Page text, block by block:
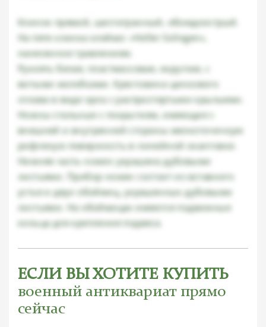
Клинок прямой, шестигранный, обоюдоострый.
На пяте клинка клеймо: «Holler Solingen»,
нанесенное травлением.
Рукоять белая, пластмассовая, округлая, с
витыми желобками. Крестовина цинкового
сплава в виде орла с распростертыми крыльями.
Ножны стальные с покрытием, имеющие с
внешней и внутренней стороны мелкоточечную
рифленую поверхность в линейной окантовке.
Нижняя часть ножен украшена дубовыми
листьями. Прибор ножен состоит из вставного
устья и двух обоймиц, украшенных дубовыми
листьями. На обоймицах имеются подвижные
кольца для крепления подвеса.
ЕСЛИ ВЫ ХОТИТЕ КУПИТЬ
военный антиквариат прямо
сейчас